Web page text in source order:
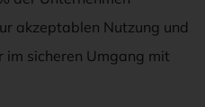
akzeptablen Nutzung und
im sicheren Umgang mit